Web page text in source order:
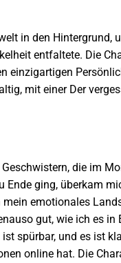
in den Hintergrund,
entfaltete. Die
einzigartigen
mit einer Der
die im
Ende ging, überkam
emotionales
gut, wie ich es
spürbar, und es ist
online hat. Die